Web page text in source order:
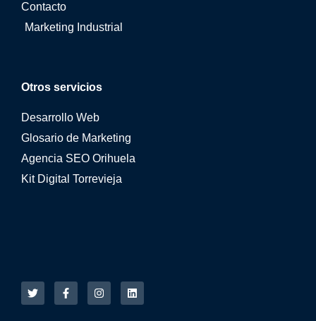
Otros servicios
Desarrollo Web
Glosario de Marketing
Agencia SEO Orihuela
Kit Digital Torrevieja
Contacto
Marketing Industrial